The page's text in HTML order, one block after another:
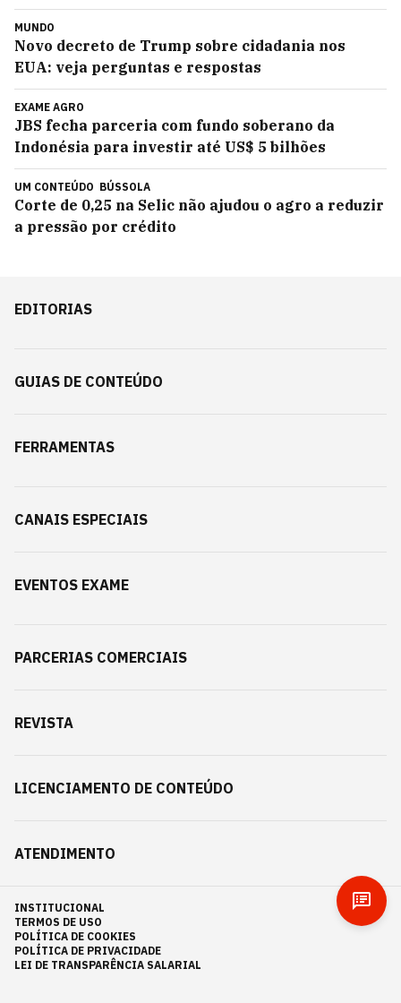
MUNDO
Novo decreto de Trump sobre cidadania nos
EUA: veja perguntas e respostas
EXAME AGRO
JBS fecha parceria com fundo soberano da
Indonésia para investir até US$ 5 bilhões
UM CONTEÚDO BÚSSOLA
Corte de 0,25 na Selic não ajudou o agro a reduzir
a pressão por crédito
EDITORIAS
GUIAS DE CONTEÚDO
FERRAMENTAS
CANAIS ESPECIAIS
EVENTOS EXAME
PARCERIAS COMERCIAIS
REVISTA
LICENCIAMENTO DE CONTEÚDO
ATENDIMENTO
INSTITUCIONAL
TERMOS DE USO
POLÍTICA DE COOKIES
POLÍTICA DE PRIVACIDADE
LEI DE TRANSPARÊNCIA SALARIAL